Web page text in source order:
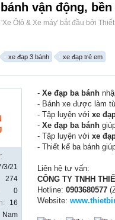
vận động,
'Xe Ôtô & Xe máy' bắt đầu bởi
xe đạp 3 bánh xe đạp trẻ em
3/21
274
0
16
Nam
- Xe đạp ba bánh
- Bánh xe được làm
- Tập luyện với xe
- Xe đạp ba bánh
- Tập luyện với xe
- Thiết kế ba bánh
Liên hệ tư vấn:
CÔNG TY TNHH
Hotline: 0903680577
Website: